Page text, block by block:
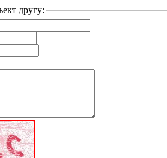
другу: